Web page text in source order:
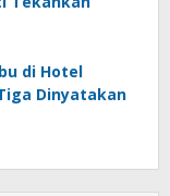
di Hotel
Dinyatakan